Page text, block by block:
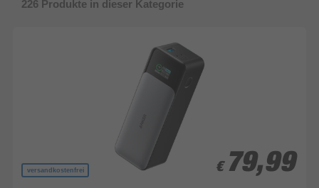
226 Produkte in dieser Kategorie
versandkostenfrei € 79,99
€ 79,99